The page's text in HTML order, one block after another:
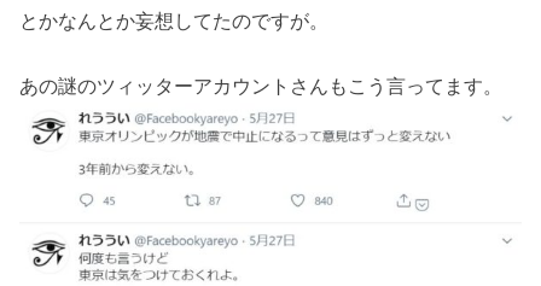
とかなんとか妄想してたのですが。
あの謎のツィッターアカウントさんもこう言ってます。